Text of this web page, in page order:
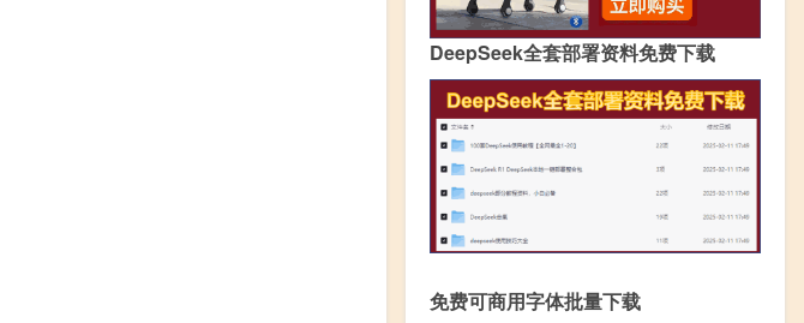
DeepSeek全套部署资料免费下载
免费可商用字体批量下载